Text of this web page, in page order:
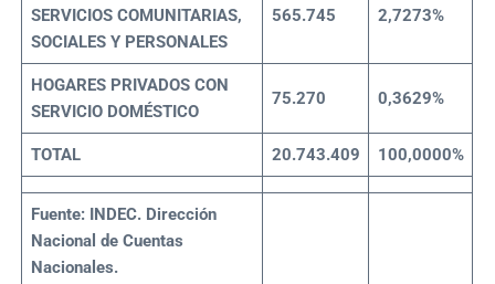
SERVICIOS COMUNITARIAS,
SOCIALES Y PERSONALES
565.745 2,7273%
HOGARES PRIVADOS CON
SERVICIO DOMÉSTICO
75.270 0,3629%
TOTAL 20.743.409 100,0000%
Fuente:INDEC. Dirección
Nacional de Cuentas
Nacionales.